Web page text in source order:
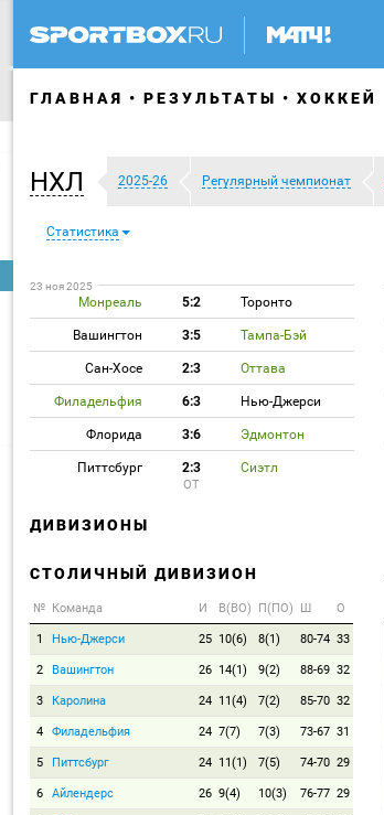
ГЛАВНАЯ РЕЗУЛЬТАТЫ ХОККЕЙ
НХЛ 2025-26 Регулярный чемпионат
Статистика
23 ноя 2025
Монреаль 5:2 Торонто
Вашингтон 3:5 Тампа-Бэй
Сан-Хосе 2:3 Оттава
Филадельфия 6:3 Нью-Джерси
Флорида 3:6 Эдмонтон
Питтсбург 2:3 Сиэтл
ОТ
ДИВИЗИОНЫ
СТОЛИЧНЫЙ ДИВИЗИОН
№ Команда И В(ВО) П(ПО) Ш О
1 Нью-Джерси 25 10(6) 8(1) 80-74 33
2 Вашингтон 26 14(1) 9(2) 88-69 32
3 Каролина 24 11(4) 7(2) 85-70 32
4 Филадельфия 24 7(7) 7(3) 73-67 31
5 Питтсбург 24 11(1) 7(5) 74-70 29
6 Айлендерс 26 9(4) 10(3) 76-77 29